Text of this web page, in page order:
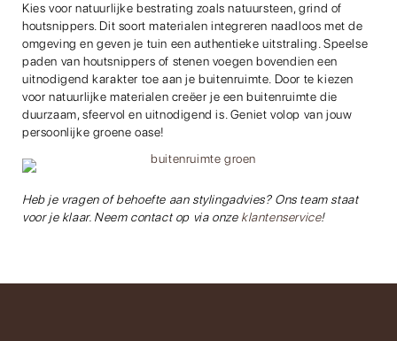
Kies voor natuurlijke bestrating zoals natuursteen, grind of
houtsnippers. Dit soort materialen integreren naadloos met de
omgeving en geven je tuin een authentieke uitstraling. Speelse
paden van houtsnippers of stenen voegen bovendien een
uitnodigend karakter toe aan je buitenruimte. Door te kiezen
voor natuurlijke materialen creëer je een buitenruimte die
duurzaam, sfeervol en uitnodigend is. Geniet volop van jouw
persoonlijke groene oase!
Heb je vragen of behoefte aan stylingadvies? Ons team staat
voor je klaar. Neem contact op via onze klantenservice!